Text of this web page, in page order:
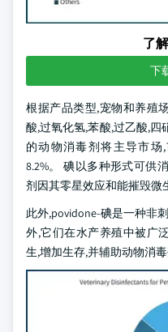
了
下
根据产品类型,宠物和养殖
酸,过氧化氢,苯酸,过乙酸,四
的动物消毒剂将主导市场,
8.2%。 碘以多种形式可供
剂因其零星效应和能摧毁微
此外,povidone-碘是一种非
外,它们在水产养殖中被广
生,增加生存,并辅助动物消